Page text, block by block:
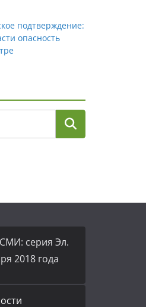
подтверждение:
опасность
серия Эл.
2018 года